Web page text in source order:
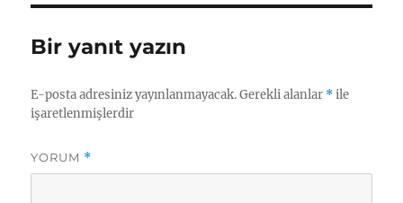
Bir yanıt yazın
E-posta adresiniz yayınlanmayacak. Gerekli alanlar *ile
işaretlenmişlerdir
YORUM *